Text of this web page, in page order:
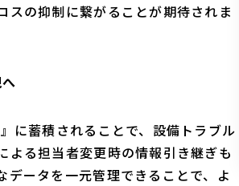
スの抑制に繋がることが期待されま
に蓄積されることで、設備トラブル
る担当者変更時の情報引き継ぎも
ータを一元管理できることで、よ